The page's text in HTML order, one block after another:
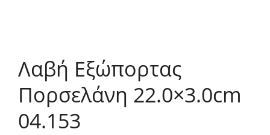
Λαβή Εξώπορτας
Πορσελάνη 22.0×3.0cm
04.153